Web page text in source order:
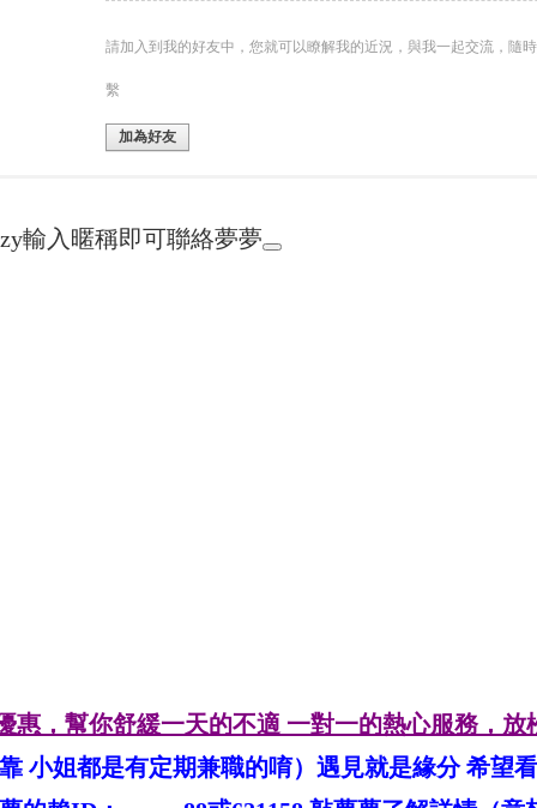
請加入到我的好友中，您就可以瞭解我的近況，與我一起交流，隨
繫
加為好友
惠，幫你舒緩一天的不適 一對一的熱心服務，放
小姐都是有定期兼職的唷）遇見就是緣分 希望